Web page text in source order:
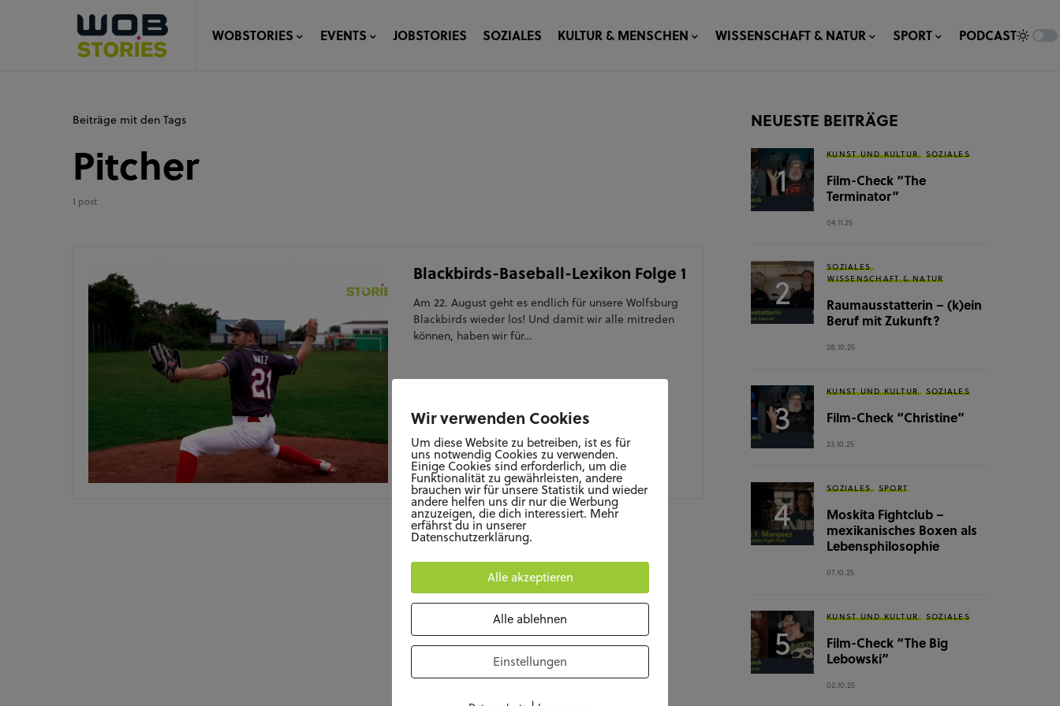
WOBSTORIES EVENTS JOBSTORIES SOZIALES KULTUR & MENSCHEN WISSENSCHAFT & NATUR SPORT PODCAST
Beiträge mit den Tags
Pitcher
1 post
Blackbirds-Baseball-Lexikon Folge 1
Am 22. August geht es endlich für unsere Wolfsburg
Blackbirds wieder los! Und damit wir alle mitreden
können, haben wir für…
JULI 24, 2020
NEUESTE BEITRÄGE
KUNST UND KULTUR SOZIALES
Film-Check “The
Terminator”
04.11.25
SOZIALES
WISSENSCHAFT & NATUR
Raumausstatterin – (k)ein
Beruf mit Zukunft?
28.10.25
KUNST UND KULTUR SOZIALES
Film-Check “Christine”
23.10.25
SOZIALES SPORT
Moskita Fightclub –
mexikanisches Boxen als
Lebensphilosophie
07.10.25
KUNST UND KULTUR SOZIALES
Film-Check “The Big
Lebowski”
02.10.25
Wir verwenden Cookies
Um diese Website zu betreiben, ist es für
uns notwendig Cookies zu verwenden.
Einige Cookies sind erforderlich, um die
Funktionalität zu gewährleisten, andere
brauchen wir für unsere Statistik und wieder
andere helfen uns dir nur die Werbung
anzuzeigen, die dich interessiert. Mehr
erfährst du in unserer
Datenschutzerklärung.
Alle akzeptieren
Alle ablehnen
Einstellungen